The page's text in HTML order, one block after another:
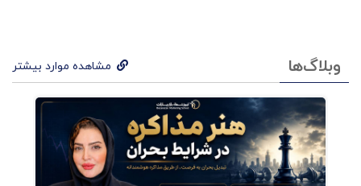
این راهنما به شما کمک خواهد کرد
خود یک استراتژی تعیین کنید و این
کار به وسیله توضیح اصول اولیه
درباره استراتژی صورت می گیرد.
وبلاگ‌ها مشاهده موارد بیشتر